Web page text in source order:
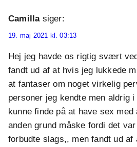
Camilla siger:
19. maj 2021 kl. 03:13
Hej jeg havde os rigtig svært
fandt ud af at hvis jeg lukkede
at fantaser om noget virkelig
personer jeg kendte men aldrig
kunne finde på at have sex med
anden grund måske fordi det
forbudte slags,, men fandt ud